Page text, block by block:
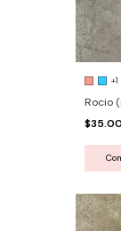
+1
Rocio